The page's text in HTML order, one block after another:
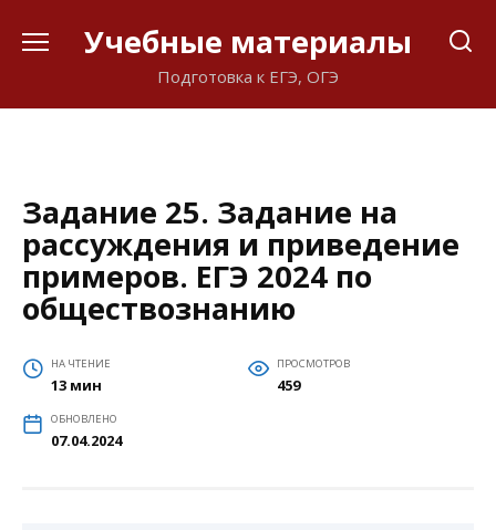
Учебные материалы
Подготовка к ЕГЭ, ОГЭ
Задание 25. Задание на
рассуждения и приведение
примеров. ЕГЭ 2024 по
обществознанию
НА ЧТЕНИЕ
13 мин
ПРОСМОТРОВ
459
ОБНОВЛЕНО
07.04.2024